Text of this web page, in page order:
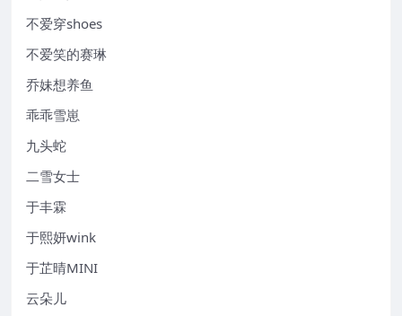
不爱穿shoes
不爱笑的赛琳
乔妹想养鱼
乖乖雪崽
九头蛇
二雪女士
于丰霖
于熙妍wink
于芷晴MINI
云朵儿